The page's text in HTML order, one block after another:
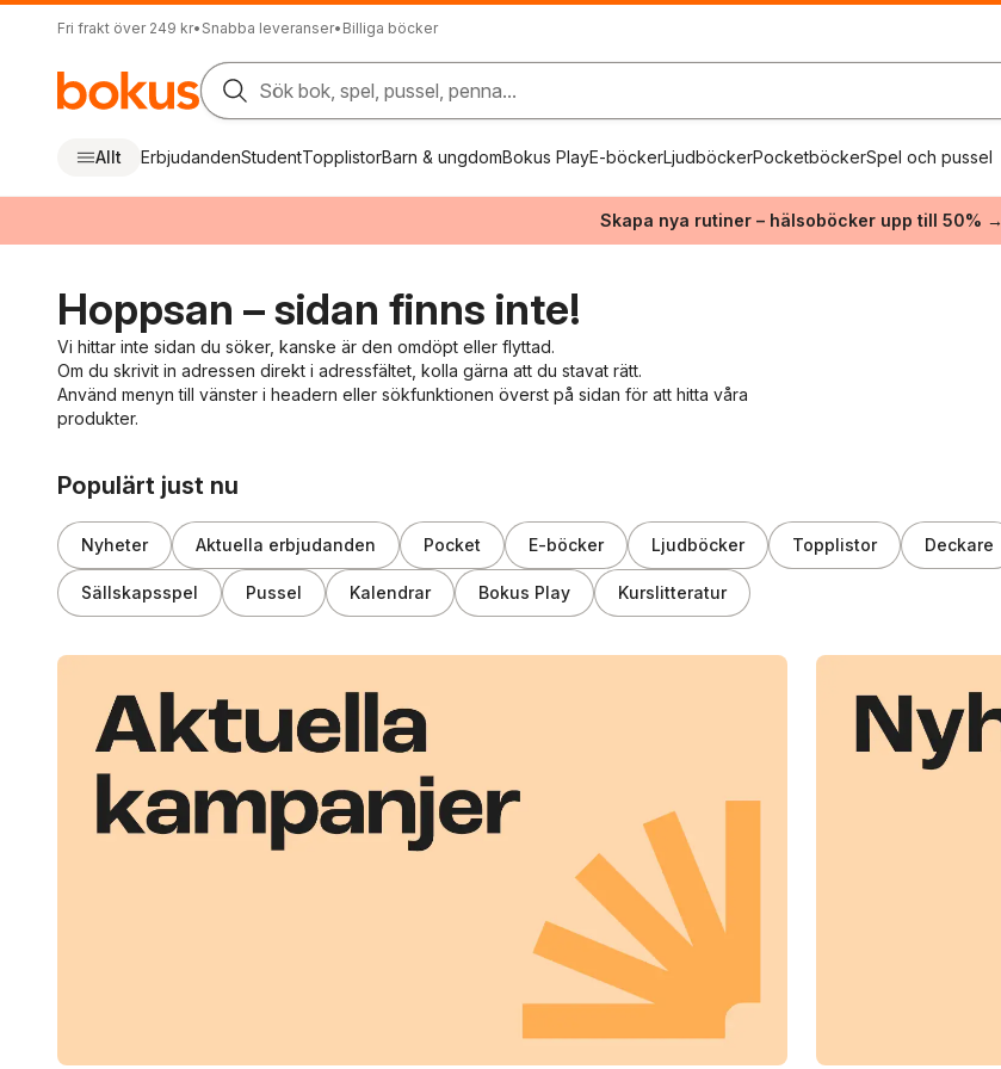
Fri frakt över 249 kr• Snabba leveranser• Billiga böcker
Sök bok, spel, pussel, penna...
Allt ErbjudandenStudentTopplistorBarn & ungdomBokus PlayE-böckerLjudböckerPocketböckerSpel och pussel
Skapa nya rutiner – hälsoböcker upp till 50% →
Hoppsan – sidan finns inte!
Vi hittar inte sidan du söker, kanske är den omdöpt eller flyttad.
Om du skrivit in adressen direkt i adressfältet, kolla gärna att du stavat rätt.
Använd menyn till vänster i headern eller sökfunktionen överst på sidan för att hitta våra
produkter.
Populärt just nu
Nyheter Aktuella erbjudanden Pocket E-böcker Ljudböcker Topplistor Deckare
Sällskapsspel Pussel Kalendrar Bokus Play Kurslitteratur